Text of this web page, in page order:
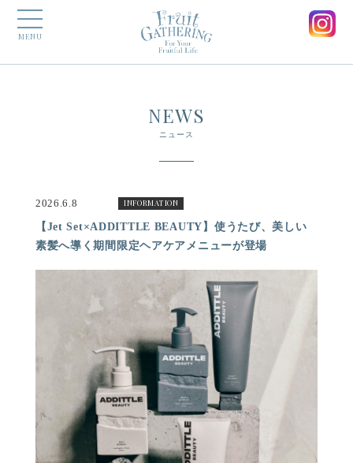
MENU
NEWS
ニュース
2026.6.8 INFORMATION
【Jet Set×ADDITTLE BEAUTY】使うたび、美しい
素髪へ導く期間限定ヘアケアメニューが登場